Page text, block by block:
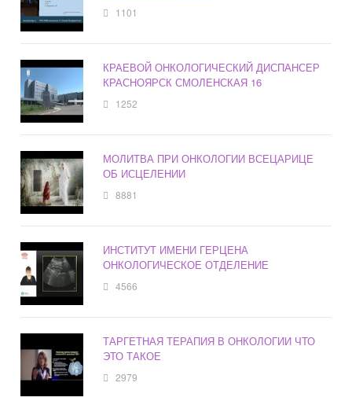
1101
КРАЕВОЙ ОНКОЛОГИЧЕСКИЙ ДИСПАНСЕР
КРАСНОЯРСК СМОЛЕНСКАЯ 16
1252
МОЛИТВА ПРИ ОНКОЛОГИИ ВСЕЦАРИЦЕ
ОБ ИСЦЕЛЕНИИ
8881
ИНСТИТУТ ИМЕНИ ГЕРЦЕНА
ОНКОЛОГИЧЕСКОЕ ОТДЕЛЕНИЕ
4566
ТАРГЕТНАЯ ТЕРАПИЯ В ОНКОЛОГИИ ЧТО
ЭТО ТАКОЕ
2979